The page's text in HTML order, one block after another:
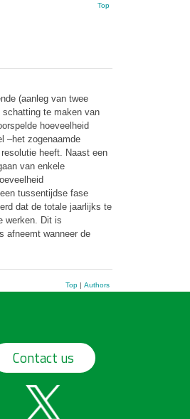
Top
(aanleg van twee
schatting te maken van
hoeveelheid
–het zogenaamde
heeft. Naast een
van enkele
tussentijdse fase
dat de totale jaarlijks te
werken. Dit is
afneemt wanneer de
Top| Authors
Contact us